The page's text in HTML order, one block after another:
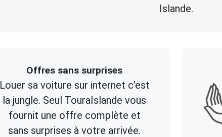
Islande.
Offres sans surprises
Louer sa voiture sur internet c’est
la jungle. Seul TouraIslande vous
fournit une offre complète et
sans surprises à votre arrivée.